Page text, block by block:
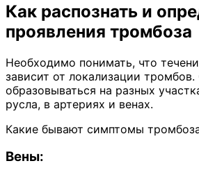
Как распознать и
проявления тромбоза
Необходимо понимать, что
зависит от локализации тромбов.
образовываться на разных
русла, в артериях и венах.
Какие бывают симптомы
Вены: